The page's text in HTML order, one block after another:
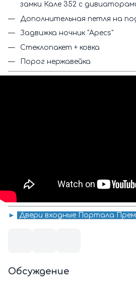
замки Кале 352 с
Дополнительная петля на
Задвижка ночник "Apecs"
Стеклопакет + ковка
Порог нержавейка
► Двери входные Портала
Обсуждение